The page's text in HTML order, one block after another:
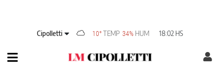
Cipolletti 10° TEMP 34% HUM 18:02 HS